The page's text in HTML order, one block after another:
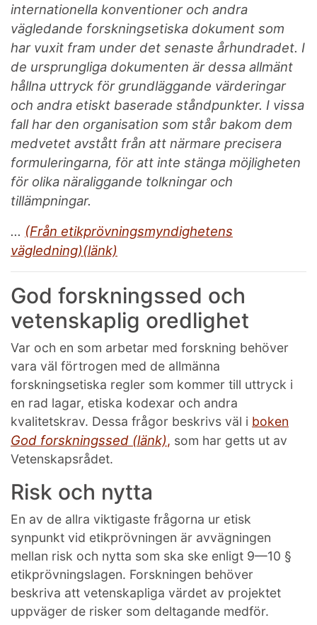
internationella konventioner och andra
vägledande forskningsetiska dokument som
har vuxit fram under det senaste århundradet. I
de ursprungliga dokumenten är dessa allmänt
hållna uttryck för grundläggande värderingar
och andra etiskt baserade ståndpunkter. I vissa
fall har den organisation som står bakom dem
medvetet avstått från att närmare precisera
formuleringarna, för att inte stänga möjligheten
för olika näraliggande tolkningar och
tillämpningar.
... (Från etikprövningsmyndighetens
vägledning)(länk)
God forskningssed och
vetenskaplig oredlighet
Var och en som arbetar med forskning behöver
vara väl förtrogen med de allmänna
forskningsetiska regler som kommer till uttryck i
en rad lagar, etiska kodexar och andra
kvalitetskrav. Dessa frågor beskrivs väl i boken
God forskningssed (länk), som har getts ut av
Vetenskapsrådet.
Risk och nytta
En av de allra viktigaste frågorna ur etisk
synpunkt vid etikprövningen är avvägningen
mellan risk och nytta som ska ske enligt 9—10 §
etikprövningslagen. Forskningen behöver
beskriva att vetenskapliga värdet av projektet
uppväger de risker som deltagande medför.